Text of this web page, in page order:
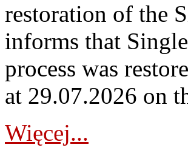
restoration of the
informs that
process was
at 29.07.2026 on
Więcej...